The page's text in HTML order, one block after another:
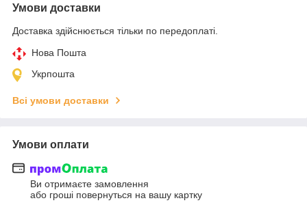
Умови доставки
Доставка здійснюється тільки по передоплаті.
Нова Пошта
Укрпошта
Всі умови доставки
Умови оплати
Ви отримаєте замовлення
або гроші повернуться на вашу картку